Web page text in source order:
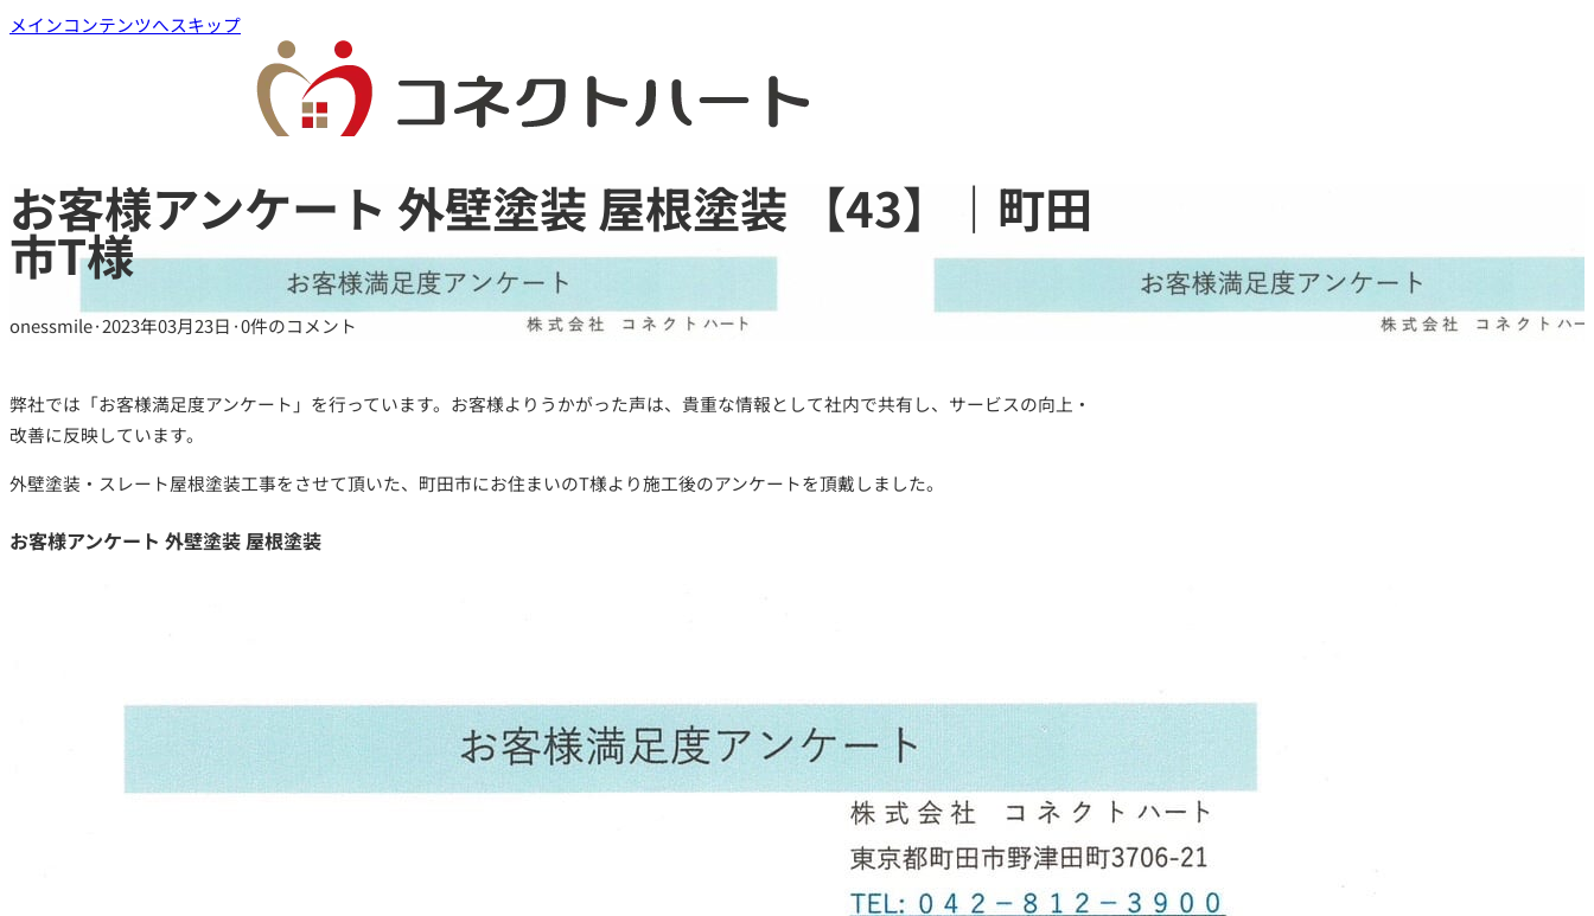
メインコンテンツへスキップ
042-812-3900
メールでの
お問い合わせはこちら
お客様アンケート 外壁塗装 屋根塗装 【43】｜町田
市T様
onessmile·2023年03月23日 ·0件のコメント
弊社では「お客様満足度アンケート」を行っています。お客様よりうかがった声は、貴重な情報として社内で共有し、サービスの向上・
改善に反映しています。
外壁塗装・スレート屋根塗装工事をさせて頂いた、町田市にお住まいのT様より施工後のアンケートを頂戴しました。
お客様アンケート 外壁塗装 屋根塗装